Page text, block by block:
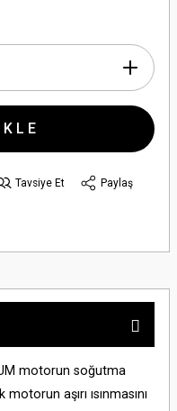
Tavsiye Et
Paylaş
motorun soğutma
aşırı ısınmasını